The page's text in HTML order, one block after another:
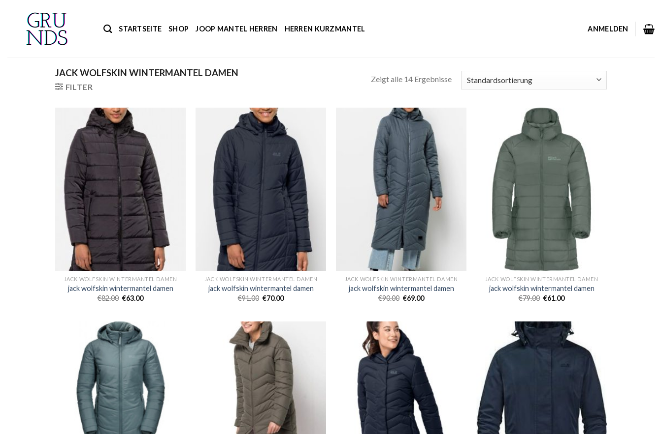
springen
STARTSEITE SHOP JOOP MANTEL HERREN HERREN KURZMANTEL ANMELDEN
JACK WOLFSKIN WINTERMANTEL DAMEN
FILTER
Zeigt alle 14 Ergebnisse
JACK WOLFSKIN WINTERMANTEL DAMEN
jack wolfskin wintermantel damen
€82.00 €63.00
JACK WOLFSKIN WINTERMANTEL DAMEN
jack wolfskin wintermantel damen
€91.00 €70.00
JACK WOLFSKIN WINTERMANTEL DAMEN
jack wolfskin wintermantel damen
€90.00 €69.00
JACK WOLFSKIN WINTERMANTEL DAMEN
jack wolfskin wintermantel damen
€79.00 €61.00